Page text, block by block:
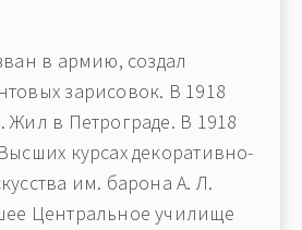
в армию, создал
зарисовок. В 1918
в Петрограде. В 1918
курсах декоративно-
им. барона А. Л.
Центральное училище